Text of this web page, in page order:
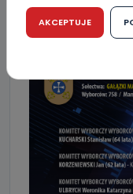
r. w sprawie ochrony
przetwarzaniem
swobodnego
dyrektywy 95/46/WE
Czy jest
Podanie danych
wymogiem
warunku zawarcia
na każdym etapie i
negatywnymi
dokonać w dowolny,
tradycyjna) tak, aby
Kablowej Pro-Art z
Wielkopolski (63-
AKCEPTUJE